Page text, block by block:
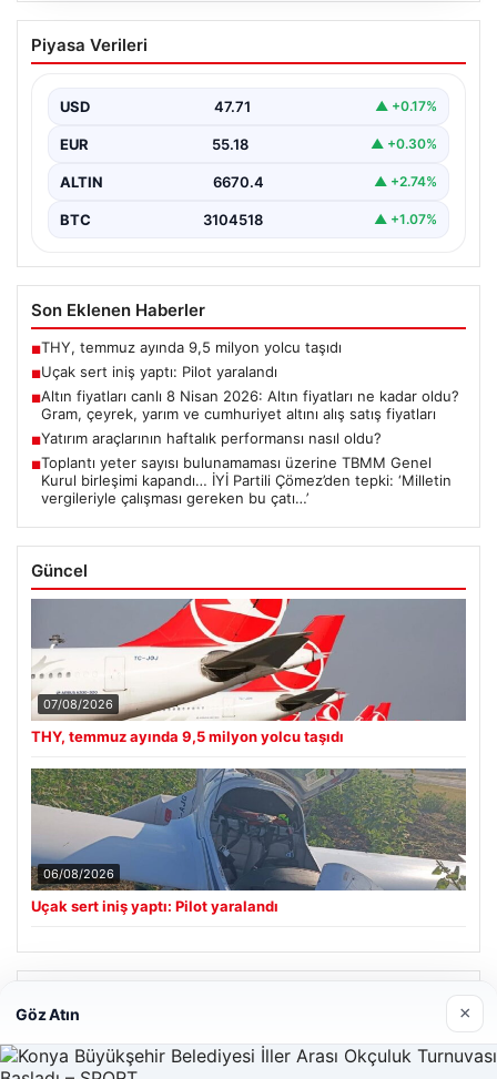
Uçak sert iniş yaptı: Pilot yaralandı
Piyasa Verileri
USD 47.71 ▲ +0.17%
EUR 55.18 ▲ +0.30%
ALTIN 6670.4 ▲ +2.74%
BTC 3104518 ▲ +1.07%
Son Eklenen Haberler
■THY, temmuz ayında 9,5 milyon yolcu taşıdı
■Uçak sert iniş yaptı: Pilot yaralandı
■Altın fiyatları canlı 8 Nisan 2026: Altın fiyatları ne kadar oldu?
Gram, çeyrek, yarım ve cumhuriyet altını alış satış fiyatları
■Yatırım araçlarının haftalık performansı nasıl oldu?
■Toplantı yeter sayısı bulunamaması üzerine TBMM Genel
Kurul birleşimi kapandı… İYİ Partili Çömez’den tepki: ‘Milletin
vergileriyle çalışması gereken bu çatı…’
Güncel
07/08/2026
THY, temmuz ayında 9,5 milyon yolcu taşıdı
06/08/2026
Uçak sert iniş yaptı: Pilot yaralandı
Göz Atın ×